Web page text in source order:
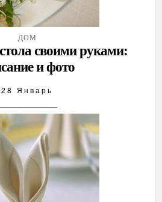
ДОМ
своими руками:
и фото
28 Январь